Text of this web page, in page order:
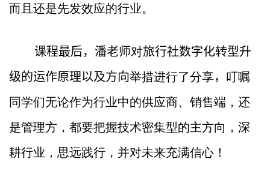
而且还是先发效应的行业。
课程最后，潘老师对旅行社数字化转型升
级的运作原理以及方向举措进行了分享， 叮嘱
同学们无论作为行业中的供应商、销售端，还
是管理方，都要把握技术密集型的主方向，深
耕行业，思远践行，并对未来充满信心！